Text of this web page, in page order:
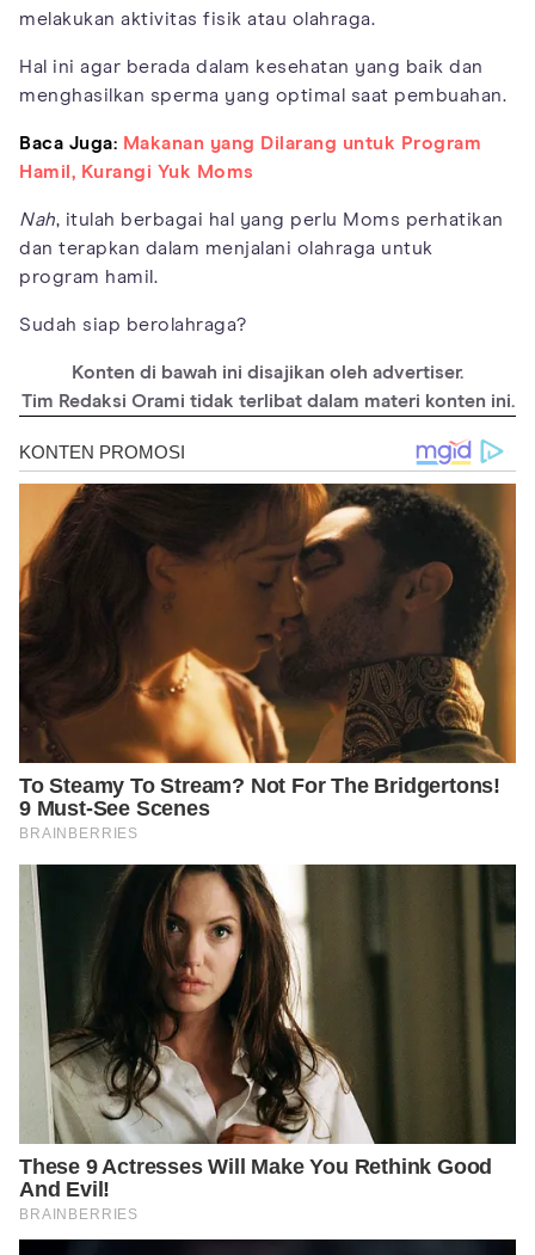
melakukan aktivitas fisik atau olahraga.
Hal ini agar berada dalam kesehatan yang baik dan
menghasilkan sperma yang optimal saat pembuahan.
Baca Juga: Makanan yang Dilarang untuk Program
Hamil, Kurangi Yuk Moms
Nah, itulah berbagai hal yang perlu Moms perhatikan
dan terapkan dalam menjalani olahraga untuk
program hamil.
Sudah siap berolahraga?
Konten di bawah ini disajikan oleh advertiser.
Tim Redaksi Orami tidak terlibat dalam materi konten ini.